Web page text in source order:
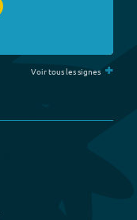
Voir tous les signes +